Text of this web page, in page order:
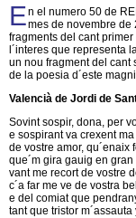
En el numero 50 de
mes de novembre de
fragments del cant
l´interes que representa
un nou fragment del cant
de la poesia d´este
Valencià de Jordi de
Sovint sospir, dona, per
e sospirant va crexent
de vostre amor, qu´enaix
que´m gira gauig en
vant me recort de vostre
c´a far me ve de vostra
e del comiat que
tant que tristor m´assauta